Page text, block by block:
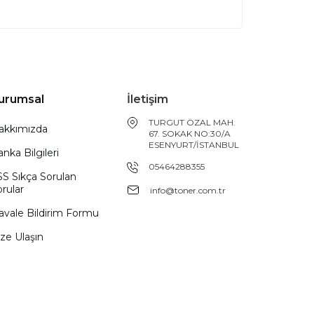
Bilgileri
Sıkça Sorulan
Bildirim Formu
Ulaşın
İletişim
TURGUT ÖZAL MAH.
67. SOKAK NO:30/A
ESENYURT/İSTANBUL
05464288355
info@toner.com.tr